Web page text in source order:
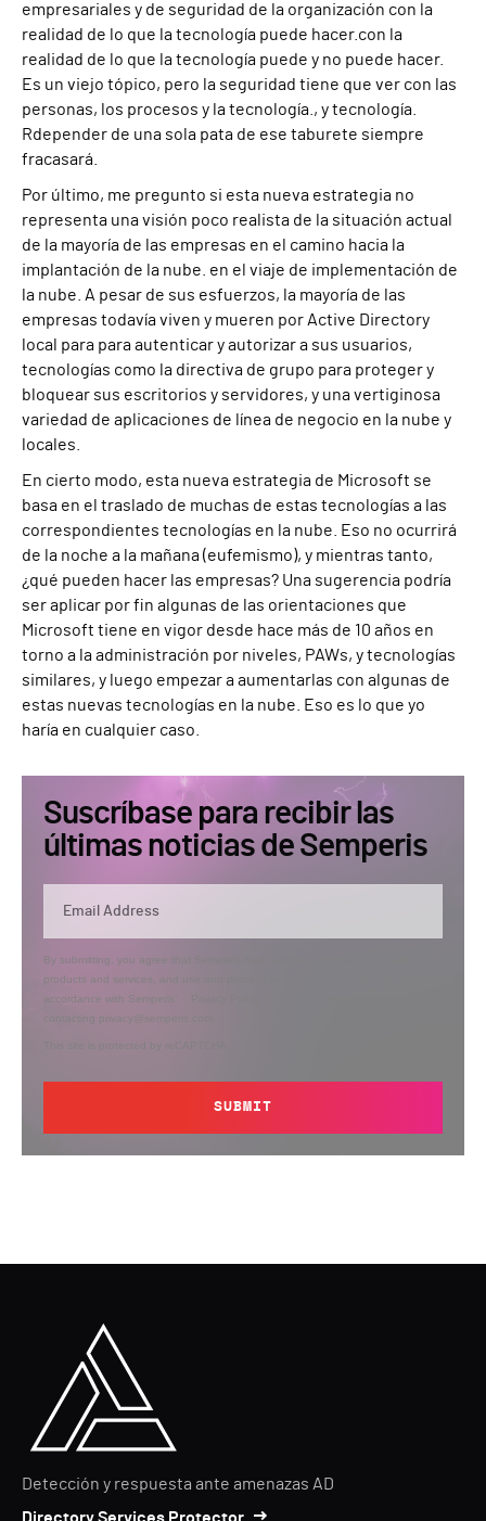
empresariales y de seguridad de la organización con la
realidad de lo que la tecnología puede hacer. con la
realidad de lo que la tecnología puede y no puede hacer.
Es un viejo tópico, pero la seguridad tiene que ver con las
personas, los procesos y la tecnología. , y tecnología
Rdepender de una sola pata de ese taburete siempre
fracasará.
Por último, me pregunto si esta nueva estrategia no
representa una visión poco realista de la situación actual
de la mayoría de las empresas en el camino hacia la
implantación de la nube. en el viaje de implementación de
la nube . A pesar de sus esfuerzos, la mayoría de las
empresas todavía viven y mueren por Active Directory
local para para autenticar y autorizar a sus usuarios,
tecnologías como la directiva de grupo para proteger y
bloquear sus escritorios y servidores, y una vertiginosa
variedad de aplicaciones de línea de negocio en la nube y
locales.
En cierto modo, esta nueva estrategia de Microsoft se
basa en el traslado de muchas de estas tecnologías a las
correspondientes tecnologías en la nube. Eso no ocurrirá
de la noche a la mañana (eufemismo), y mientras tanto,
¿qué pueden hacer las empresas? Una sugerencia podría
ser aplicar por fin algunas de las orientaciones que
Microsoft tiene en vigor desde hace más de 10 años en
torno a la administración por niveles, PAWs, y tecnologías
similares, y luego empezar a aumentarlas con algunas de
estas nuevas tecnologías en la nube. Eso es lo que yo
haría en cualquier caso.
Suscríbase para recibir las
últimas noticias de Semperis
By submitting, you agree that Semperis may send you information regarding its
products and services, and use and process your personal information in
accordance with Semperis’
contacting privacy@semperis.com.
This site is protected by reCAPTCHA.
SUBMIT
Detección y respuesta ante amenazas AD